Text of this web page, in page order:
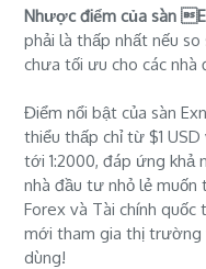
Nhược điểm của sàn
phải là thấp nhất nếu so
chưa tối ưu cho các
Điểm nổi bật của sàn
thiểu thấp chỉ từ $1
tới 1:2000, đáp ứng khả
nhà đầu tư nhỏ lẻ
Forex và Tài chính quốc
mới tham gia thị
dùng!